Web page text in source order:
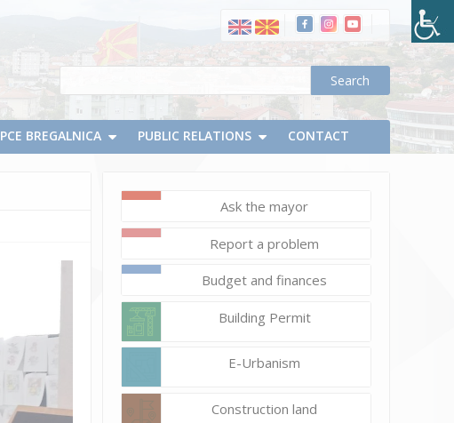
PCE BREGALNICA PUBLIC RELATIONS CONTACT
одбележан
на
мајчиниот
Ask the mayor
Report a problem
Budget and finances
Building Permit
E-Urbanism
Construction land